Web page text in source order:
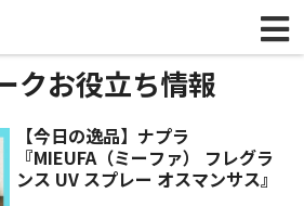
クお役立ち情報
【今日の逸品】ナプラ
『MIEUFA（ミーファ） フレグラ
ンス UV スプレー オスマンサス』